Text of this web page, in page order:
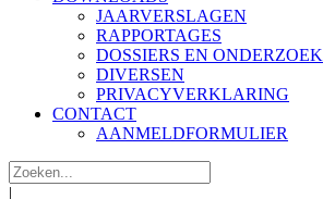
JAARVERSLAGEN
RAPPORTAGES
DOSSIERS EN ONDERZOEK
DIVERSEN
PRIVACYVERKLARING
CONTACT
AANMELDFORMULIER
|